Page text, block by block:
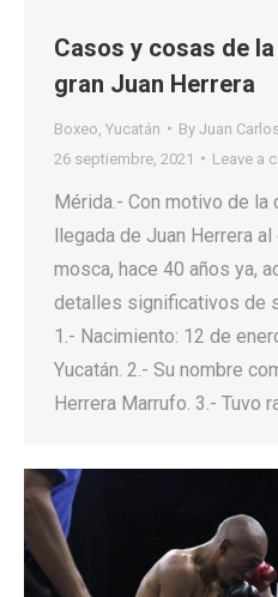
Casos y cosas de
gran Juan Herrera
Boxeo Yucatán By Juan
26 septiembre, 2021
Leave a
Mérida.- Con motivo de la
llegada de Juan Herrera
mosca, hace 40 años ya,
detalles significativos de
1.- Nacimiento: 12 de
Yucatán. 2.- Su nombre
Herrera Marrufo. 3.- Tuvo